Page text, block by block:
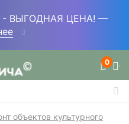
- ВЫГОДНАЯ ЦЕНА! —
0
объектов культурного